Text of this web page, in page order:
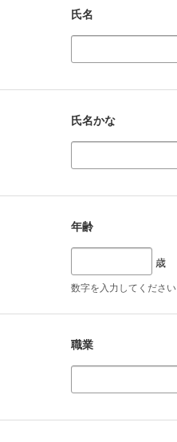
氏名
氏名かな
年齢
歳
数字を入力してください
職業